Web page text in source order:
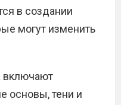
в создании
могут изменить
включают
основы, тени и